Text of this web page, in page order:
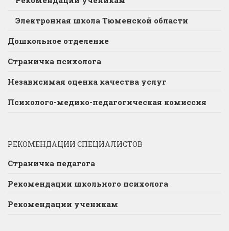
Электронная школа Тюменской области
Дошкольное отделение
Страничка психолога
Независимая оценка качества услуг
Психолого-медико-педагогическая комиссия
РЕКОМЕНДАЦИИ СПЕЦИАЛИСТОВ
Страничка педагога
Рекомендации школьного психолога
Рекомендации ученикам